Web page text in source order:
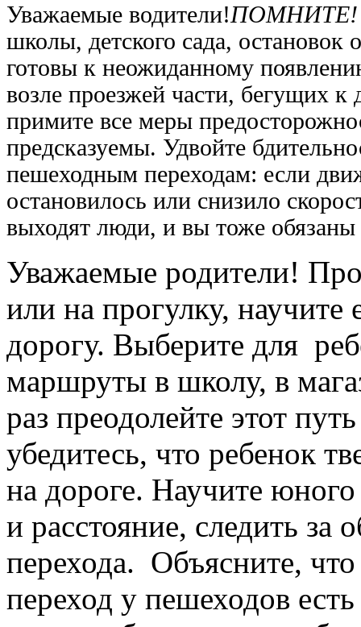
Уважаемые водители!
школы, детского сада, остановок
готовы к неожиданному
возле проезжей части, бегущих к
примите все меры
предсказуемы. Удвойте
пешеходным переходам: если
остановилось или снизило
выходят люди, и вы тоже обязаны
Уважаемые родители!
или на прогулку, научите
дорогу. Выберите для
маршруты в школу, в
раз преодолейте этот
убедитесь, что ребенок
на дороге. Научите
и расстояние, следить за
перехода. Объясните,
переход у пешеходов